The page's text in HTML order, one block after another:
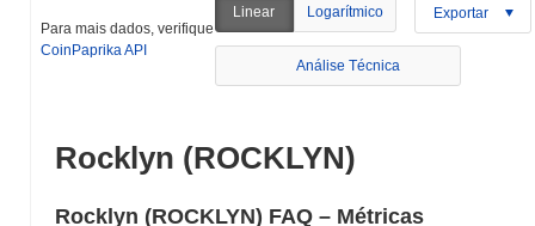
Para mais dados, verifique
CoinPaprika API
Linear Logarítmico Exportar
Análise Técnica
Rocklyn (ROCKLYN)
Rocklyn (ROCKLYN) FAQ – Métricas